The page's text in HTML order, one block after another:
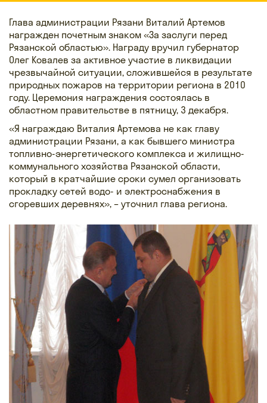
Глава администрации Рязани Виталий Артемов
награжден почетным знаком «За заслуги перед
Рязанской областью». Награду вручил губернатор
Олег Ковалев за активное участие в ликвидации
чрезвычайной ситуации, сложившейся в результате
природных пожаров на территории региона в 2010
году. Церемония награждения состоялась в
областном правительстве в пятницу, 3 декабря.
«Я награждаю Виталия Артемова не как главу
администрации Рязани, а как бывшего министра
топливно-энергетического комплекса и жилищно-
коммунального хозяйства Рязанской области,
который в кратчайшие сроки сумел организовать
прокладку сетей водо- и электроснабжения в
сгоревших деревнях», – уточнил глава региона.